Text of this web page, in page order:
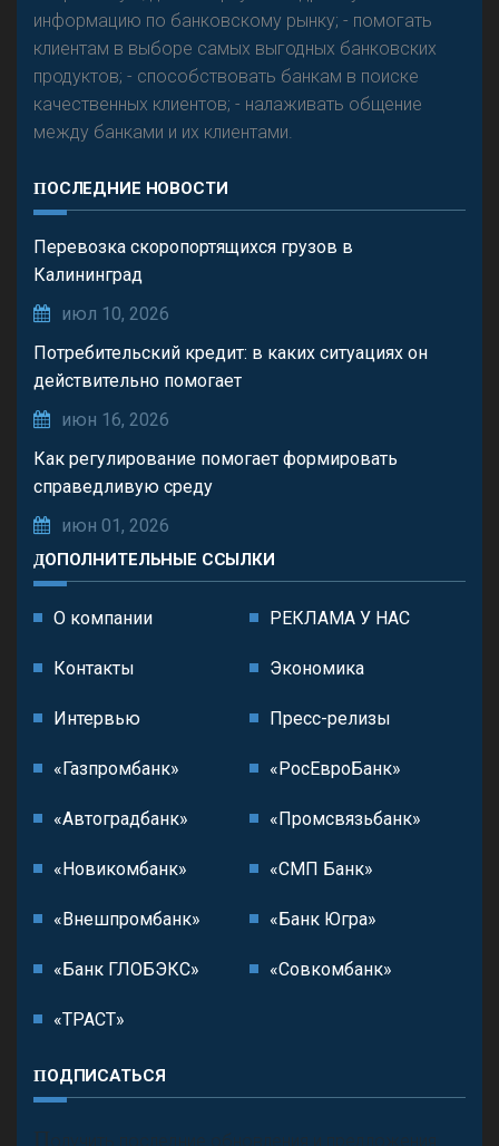
информацию по банковскому рынку; - помогать
клиентам в выборе самых выгодных банковских
продуктов; - способствовать банкам в поиске
качественных клиентов; - налаживать общение
между банками и их клиентами.
ПОСЛЕДНИЕ НОВОСТИ
Перевозка скоропортящихся грузов в
Калининград
июл 10, 2026
Потребительский кредит: в каких ситуациях он
действительно помогает
июн 16, 2026
Как регулирование помогает формировать
справедливую среду
июн 01, 2026
ДОПОЛНИТЕЛЬНЫЕ ССЫЛКИ
О компании РЕКЛАМА У НАС
Контакты Экономика
Интервью Пресс-релизы
«Газпромбанк» «РосЕвроБанк»
«Автоградбанк» «Промсвязьбанк»
«Новикомбанк» «СМП Банк»
«Внешпромбанк» «Банк Югра»
«Банк ГЛОБЭКС» «Совкомбанк»
«ТРАСТ»
ПОДПИСАТЬСЯ
П олучить последние обновления и предложения.